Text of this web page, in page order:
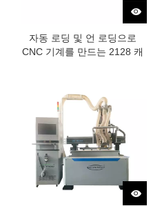
자동 로딩 및 언 로딩으로
CNC 기계를 만드는 2128 캐